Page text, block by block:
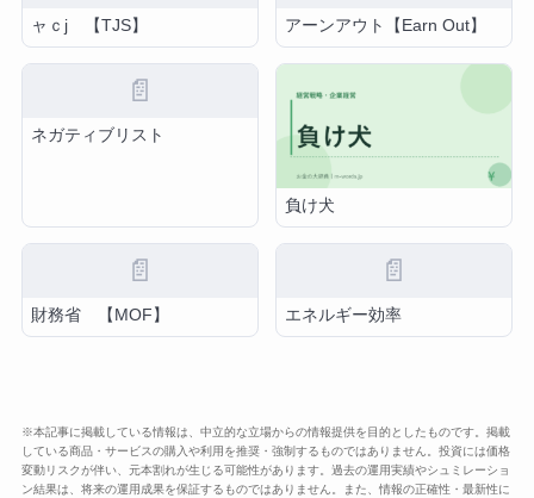
ャｃj 【TJS】 アーンアウト【Earn Out】
📄
ネガティブリスト
負け犬
📄
財務省 【MOF】
📄
エネルギー効率
※本記事に掲載している情報は、中立的な立場からの情報提供を目的としたものです。掲載
している商品・サービスの購入や利用を推奨・強制するものではありません。投資には価格
変動リスクが伴い、元本割れが生じる可能性があります。過去の運用実績やシュミレーショ
ン結果は、将来の運用成果を保証するものではありません。また、情報の正確性・最新性に